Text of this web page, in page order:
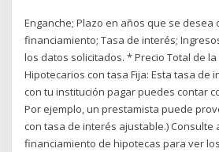
Enganche; Plazo en años que se desea
financiamiento; Tasa de interés;
los datos solicitados. * Precio Total de
Hipotecarios con tasa Fija: Esta tasa de
con tu institución pagar puedes contar
Por ejemplo, un prestamista puede
con tasa de interés ajustable.) Consulte
financiamiento de hipotecas para ver